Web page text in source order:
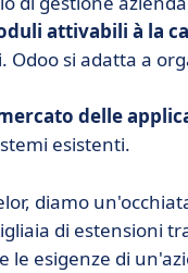
attivabili à la
si adatta a
delle
esistenti.
diamo
di estensioni
le esigenze di